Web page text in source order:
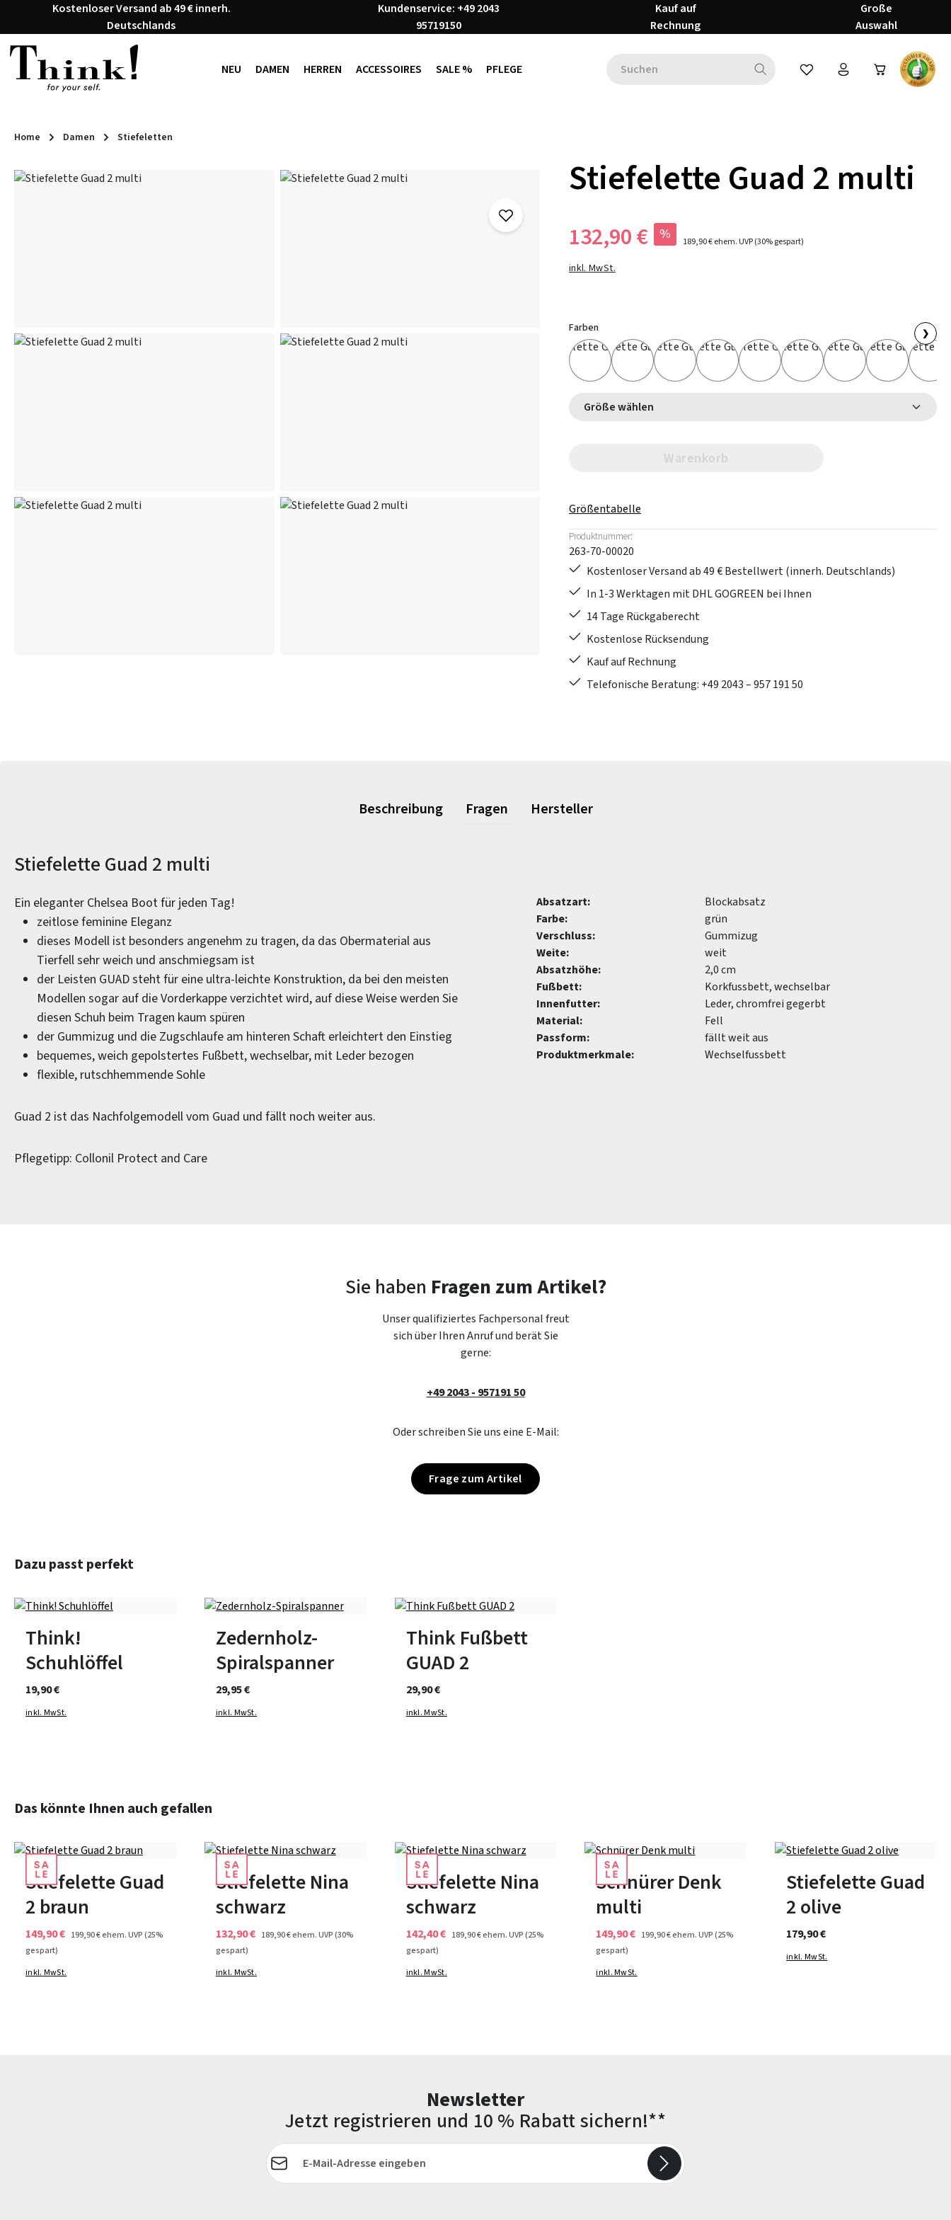
Hauptinhalt springen
Zur Suche springen
Zur Hauptnavigation springen
Kostenloser Versand ab 49 € innerh.
Deutschlands
Kundenservice: +49 2043
95719150
Kauf auf
Rechnung
Große
Auswahl
NEU DAMEN HERREN ACCESSOIRES SALE % PFLEGE Du hast 0 Produkte auf dem
Home Damen Stiefeletten
Bildergalerie überspringen Stiefelette Guad 2 multi
132,90 € % 189,90 €ehem. UVP(30% gespart)
inkl. MwSt.
Farben ❯
Größe wählen
Warenkorb
Größentabelle
Produktnummer:
263-70-00020
Kostenloser Versand ab 49 € Bestellwert (innerh. Deutschlands)
In 1-3 Werktagen mit DHL GOGREEN bei Ihnen
14 Tage Rückgaberecht
Kostenlose Rücksendung
Kauf auf Rechnung
Telefonische Beratung: +49 2043 – 957 191 50
Beschreibung Fragen Hersteller
Produktinformationen
Stiefelette Guad 2 multi
Ein eleganter Chelsea Boot für jeden Tag!
zeitlose feminine Eleganz
dieses Modell ist besonders angenehm zu tragen, da das Obermaterial aus
Tierfell sehr weich und anschmiegsam ist
der Leisten GUAD steht für eine ultra-leichte Konstruktion, da bei den meisten
Modellen sogar auf die Vorderkappe verzichtet wird, auf diese Weise werden Sie
diesen Schuh beim Tragen kaum spüren
der Gummizug und die Zugschlaufe am hinteren Schaft erleichtert den Einstieg
bequemes, weich gepolstertes Fußbett, wechselbar, mit Leder bezogen
flexible, rutschhemmende Sohle
Guad 2 ist das Nachfolgemodell vom Guad und fällt noch weiter aus.
Pflegetipp: Collonil Protect and Care
Absatzart:
Blockabsatz
Farbe:
grün
Verschluss:
Gummizug
Weite:
weit
Absatzhöhe:
2,0 cm
Fußbett:
Korkfussbett, wechselbar
Innenfutter:
Leder, chromfrei gegerbt
Material:
Fell
Passform:
fällt weit aus
Produktmerkmale:
Wechselfussbett
Sie haben Fragen zum Artikel?
Unser qualifiziertes Fachpersonal freut
sich über Ihren Anruf und berät Sie
gerne:
+49 2043 - 957191 50
Oder schreiben Sie uns eine E-Mail:
Frage zum Artikel
Produktgalerie überspringen
Dazu passt perfekt
Think!
Schuhlöffel
19,90 €
inkl. MwSt.
In vielen Größen verfügbar
Zedernholz-
Spiralspanner
29,95 €
inkl. MwSt.
In vielen Größen verfügbar
Think Fußbett
GUAD 2
29,90 €
inkl. MwSt.
Produktgalerie überspringen
Das könnte Ihnen auch gefallen
In vielen Größen verfügbar
Stiefelette Guad
2 braun
149,90 € 199,90 €ehem. UVP(25%
gespart)
inkl. MwSt.
In vielen Größen verfügbar
Stiefelette Nina
schwarz
132,90 € 189,90 €ehem. UVP(30%
gespart)
inkl. MwSt.
In vielen Größen verfügbar
Stiefelette Nina
schwarz
142,40 € 189,90 €ehem. UVP(25%
gespart)
inkl. MwSt.
In vielen Größen verfügbar
Schnürer Denk
multi
149,90 € 199,90 €ehem. UVP(25%
gespart)
inkl. MwSt.
In vielen Größen verfügbar
Stiefelette Guad
2 olive
179,90 €
inkl. MwSt.
Newsletter
Jetzt registrieren und 10 % Rabatt sichern!**
E-Mail-Adresse*